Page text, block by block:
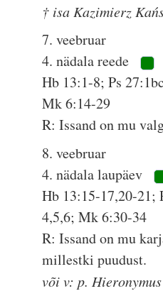
† isa Kazimierz
7. veebruar
4. nädala reede
Hb 13:1-8; Ps
Mk 6:14-29
R: Issand on mu
8. veebruar
4. nädala laupäev
Hb 13:15-17,20-21;
4,5,6; Mk 6:30-34
R: Issand on mu
millestki puudust.
või v: p.